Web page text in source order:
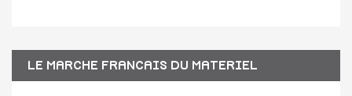
LE MARCHE FRANCAIS DU MATERIEL